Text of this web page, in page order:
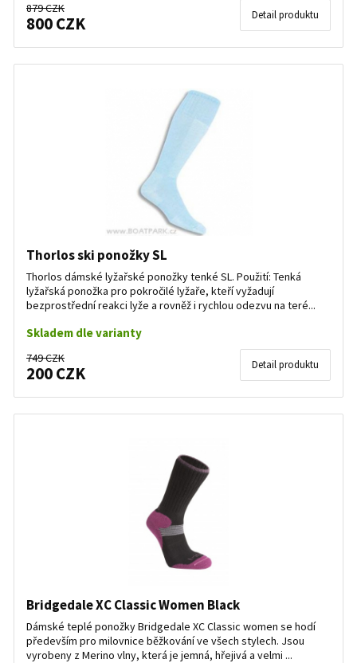
879 CZK
800 CZK Detail produktu
Thorlos ski ponožky SL
Thorlos dámské lyžařské ponožky tenké SL. Použití: Tenká
lyžařská ponožka pro pokročilé lyžaře, kteří vyžadují
bezprostřední reakci lyže a rovněž i rychlou odezvu na teré...
Skladem dle varianty
749 CZK
200 CZK Detail produktu
Bridgedale XC Classic Women Black
Dámské teplé ponožky Bridgedale XC Classic women se hodí
především pro milovnice běžkování ve všech stylech. Jsou
vyrobeny z Merino vlny, která je jemná, hřejivá a velmi ...